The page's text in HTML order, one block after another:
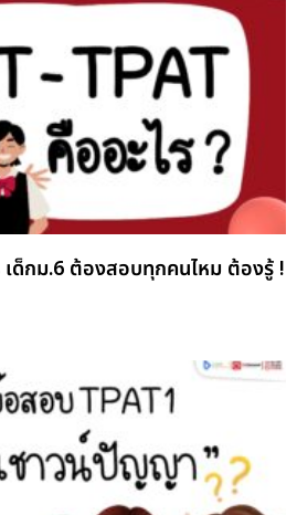
เด็กม.6 ต้องสอบทุกคนไหม ต้องรู้ !